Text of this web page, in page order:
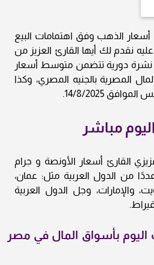
الذهب وفق اهتمامات البيع
نقدم لك أيها القارئ العزيز من
جريدة «العرب 24» نشرة دورية تتضمن متوسط أسعار
المصرية بالجنيه المصري، وكذا
14/8/2025.
مباشر
القارئ أسعار الأونصة و جرام
من الدول العربية مثل: عمان،
والإمارات، وجل الدول العربية
بأسواق المال في مصر